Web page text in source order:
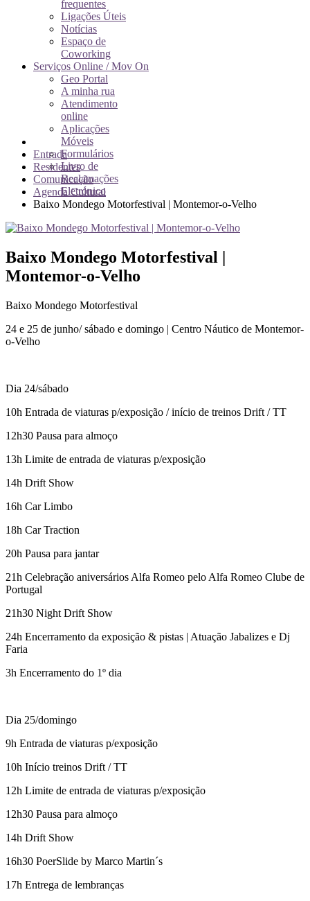
frequentes
Ligações Úteis
Notícias
Espaço de
Coworking
Serviços Online / Mov On
Geo Portal
A minha rua
Atendimento
online
Aplicações
Móveis
Formulários
Livro de
Reclamações
Eletrónico
Entrada
Residentes
Comunicação
Agenda Cultural
Baixo Mondego Motorfestival | Montemor-o-Velho
Baixo Mondego Motorfestival |
Montemor-o-Velho
Baixo Mondego Motorfestival
24 e 25 de junho/ sábado e domingo | Centro Náutico de Montemor-
o-Velho
Dia 24/sábado
10h Entrada de viaturas p/exposição / início de treinos Drift / TT
12h30 Pausa para almoço
13h Limite de entrada de viaturas p/exposição
14h Drift Show
16h Car Limbo
18h Car Traction
20h Pausa para jantar
21h Celebração aniversários Alfa Romeo pelo Alfa Romeo Clube de
Portugal
21h30 Night Drift Show
24h Encerramento da exposição & pistas | Atuação Jabalizes e Dj
Faria
3h Encerramento do 1º dia
Dia 25/domingo
9h Entrada de viaturas p/exposição
10h Início treinos Drift / TT
12h Limite de entrada de viaturas p/exposição
12h30 Pausa para almoço
14h Drift Show
16h30 PoerSlide by Marco Martin´s
17h Entrega de lembranças